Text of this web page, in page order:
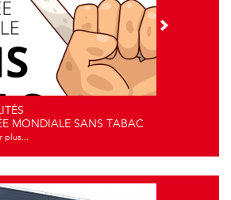
MONDIALE SANS TABAC
plus...